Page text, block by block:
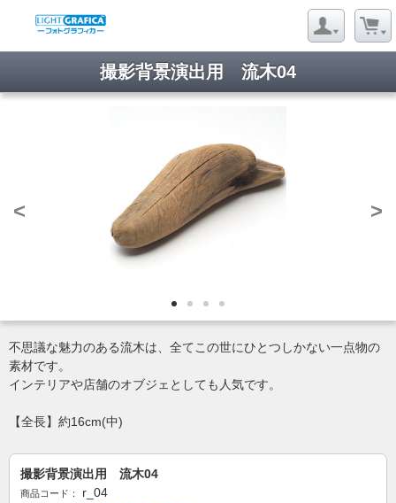
撮影背景演出用 流木04
< >
不思議な魅力のある流木は、全てこの世にひとつしかない一点物の
素材です。
インテリアや店舗のオブジェとしても人気です。
【全長】約16cm(中)
撮影背景演出用 流木04
商品コード： r_04